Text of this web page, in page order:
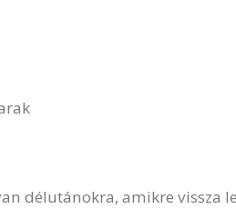
délutánokra, amikre vissza